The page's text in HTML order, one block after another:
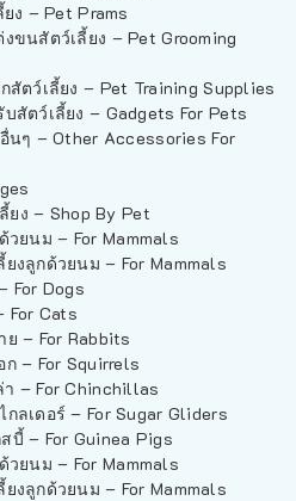
ง – Pet Prams
ขนสัตว์เลี้ยง – Pet Grooming
สัตว์เลี้ยง – Pet Training Supplies
สัตว์เลี้ยง – Gadgets For Pets
นๆ – Other Accessories For
ยง – Shop By Pet
วยนม – For Mammals
งลูกด้วยนม – For Mammals
For Dogs
For Cats
– For Rabbits
– For Squirrels
– For Chinchillas
ลเดอร์ – For Sugar Gliders
บี้ – For Guinea Pigs
วยนม – For Mammals
งลูกด้วยนม – For Mammals